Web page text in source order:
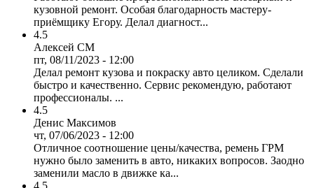
кузовной ремонт. Особая благодарность мастеру-
приёмщику Егору. Делал диагност...
4.5
Алексей СМ
пт, 08/11/2023 - 12:00
Делал ремонт кузова и покраску авто целиком. Сделали
быстро и качественно. Сервис рекомендую, работают
профессионалы. ...
4.5
Денис Максимов
чт, 07/06/2023 - 12:00
Отличное соотношение цены/качества, ремень ГРМ
нужно было заменить в авто, никаких вопросов. Заодно
заменили масло в движке ка...